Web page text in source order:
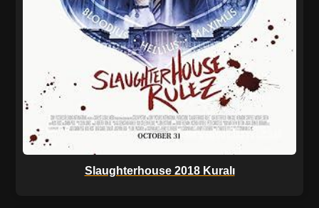
Slaughterhouse 2018 Kuralı